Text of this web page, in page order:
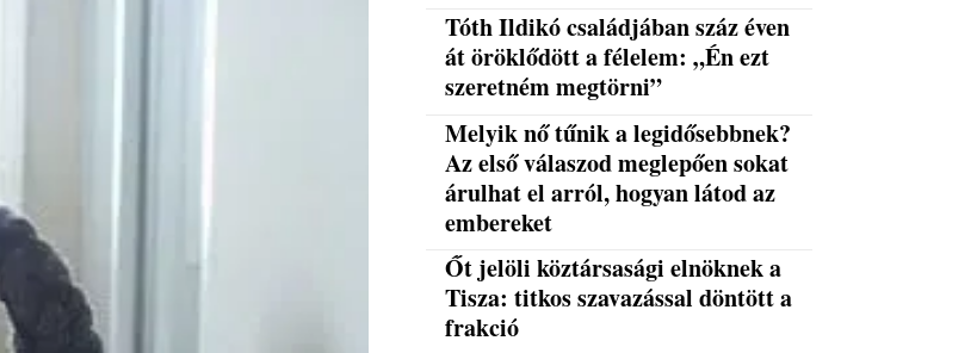
Tóth Ildikó családjában száz éven
át öröklődött a félelem: „Én ezt
szeretném megtörni”
Melyik nő tűnik a legidősebbnek?
Az első válaszod meglepően sokat
árulhat el arról, hogyan látod az
embereket
Őt jelöli köztársasági elnöknek a
Tisza: titkos szavazással döntött a
frakció